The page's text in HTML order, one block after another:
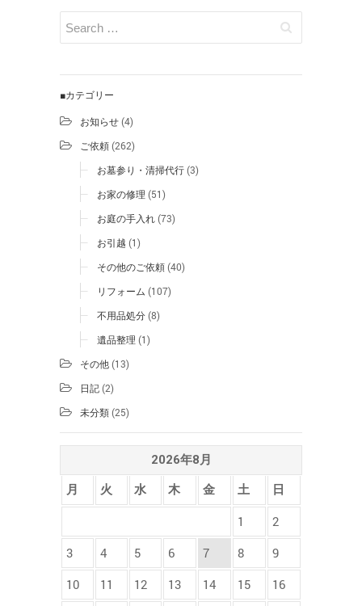
■カテゴリー
お知らせ(4)
ご依頼(262)
お墓参り・清掃代行(3)
お家の修理 (51)
お庭の手入れ(73)
お引越 (1)
その他のご依頼(40)
リフォーム (107)
不用品処分(8)
遺品整理 (1)
その他(13)
日記(2)
未分類(25)
2026年8月
月 火 水 木 金 土 日
1
2
3
4 5 6 7 8
9
10
11 12 13 14 15
16